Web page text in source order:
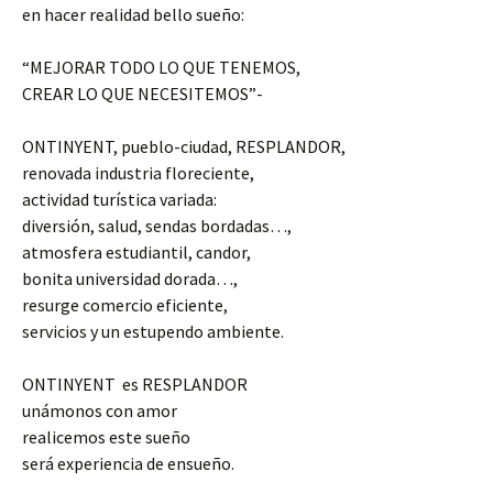
en hacer realidad bello sueño:
“MEJORAR TODO LO QUE TENEMOS,
CREAR LO QUE NECESITEMOS”-
ONTINYENT, pueblo-ciudad, RESPLANDOR,
renovada industria floreciente,
actividad turística variada:
diversión, salud, sendas bordadas…,
atmosfera estudiantil, candor,
bonita universidad dorada…,
resurge comercio eficiente,
servicios y un estupendo ambiente.
ONTINYENT es RESPLANDOR
unámonos con amor
realicemos este sueño
será experiencia de ensueño.